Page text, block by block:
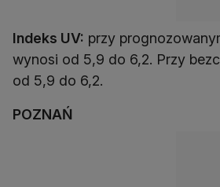
Indeks UV: przy
wynosi od 5,9 do 6,2. Przy
od 5,9 do 6,2.
POZNAŃ